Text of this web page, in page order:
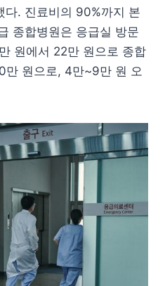
다. 진료비의 90%까지 본
종합병원은 응급실 방문
원에서 22만 원으로 종합
만 원으로, 4만~9만 원 오